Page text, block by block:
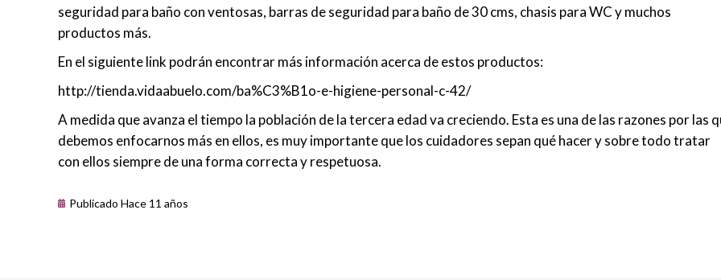
seguridad para baño con ventosas, barras de seguridad para baño de 30 cms, chasis para WC y muchos
productos más.
En el siguiente link podrán encontrar más información acerca de estos productos:
http://tienda.vidaabuelo.com/ba%C3%B1o-e-higiene-personal-c-42/
A medida que avanza el tiempo la población de la tercera edad va creciendo. Esta es una de las razones por las
debemos enfocarnos más en ellos, es muy importante que los cuidadores sepan qué hacer y sobre todo tratar
con ellos siempre de una forma correcta y respetuosa.
Publicado Hace 11 años